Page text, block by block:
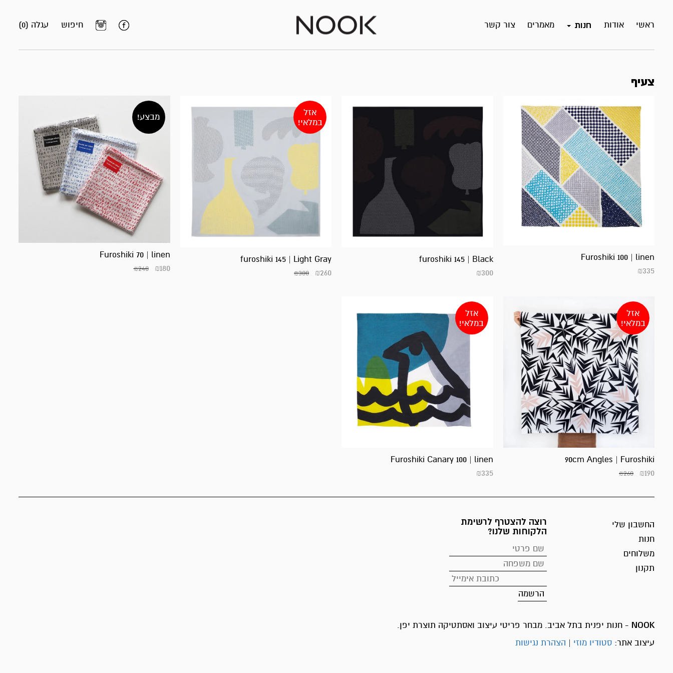
ראשי אודות חנות מאמרים צור קשר עגלה (0) חיפוש
צעיף
Furoshiki 100 | linen
₪335
furoshiki 145 | Black
₪300
אזל
במלאי!
furoshiki 145 | Light Gray
₪300 ₪260
מבצע!
Furoshiki 70 | linen
₪240 ₪180
אזל
במלאי!
90cm Angles | Furoshiki
₪260 ₪190
אזל
במלאי!
Furoshiki Canary 100 | linen
₪335
החשבון שלי
חנות
משלוחים
תקנון
רוצה להצטרף לרשימת
הלקוחות שלנו?
NOOK - חנות יפנית בתל אביב. מבחר פריטי עיצוב ואסתטיקה תוצרת יפן.
עיצוב אתר: סטודיו מוזי | הצהרת נגישות